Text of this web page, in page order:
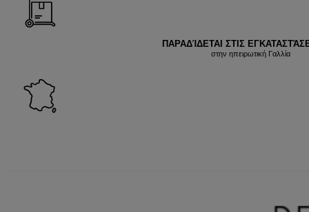
ΠΑΡΑΔΊΔΕΤΑΙ ΣΤΙΣ
στην ηπειρωτική Γαλλία